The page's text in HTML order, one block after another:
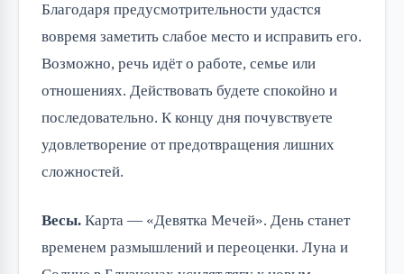
Благодаря предусмотрительности удастся
вовремя заметить слабое место и исправить его.
Возможно, речь идёт о работе, семье или
отношениях. Действовать будете спокойно и
последовательно. К концу дня почувствуете
удовлетворение от предотвращения лишних
сложностей.
Весы. Карта — «Девятка Мечей». День станет
временем размышлений и переоценки. Луна и